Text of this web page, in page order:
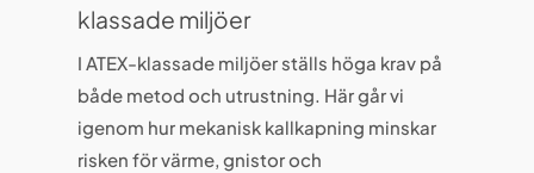
klassade miljöer
I ATEX-klassade miljöer ställs höga krav på
både metod och utrustning. Här går vi
igenom hur mekanisk kallkapning minskar
risken för värme, gnistor och